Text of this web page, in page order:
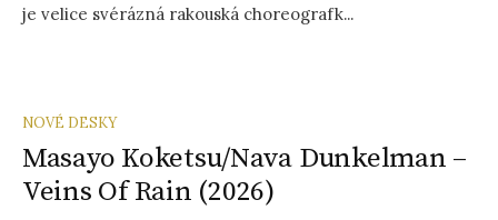
je velice svérázná rakouská choreografk...
NOVÉ DESKY
Masayo Koketsu/Nava Dunkelman –
Veins Of Rain (2026)